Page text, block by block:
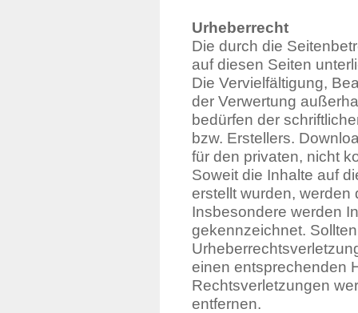
Urheberrecht
Die durch die
auf diesen Seiten
Die Vervielfältigung,
der Verwertung
bedürfen der
bzw. Erstellers.
für den privaten, nicht
Soweit die Inhalte auf
erstellt wurden, werden
Insbesondere werden
gekennzeichnet.
einen entsprechenden
Rechtsverletzungen
entfernen.